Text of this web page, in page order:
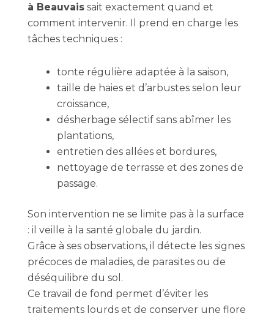
à Beauvais sait exactement quand et
comment intervenir. Il prend en charge les
tâches techniques :
tonte régulière adaptée à la saison,
taille de haies et d’arbustes selon leur
croissance,
désherbage sélectif sans abîmer les
plantations,
entretien des allées et bordures,
nettoyage de terrasse et des zones de
passage.
Son intervention ne se limite pas à la surface
: il veille à la santé globale du jardin.
Grâce à ses observations, il détecte les signes
précoces de maladies, de parasites ou de
déséquilibre du sol.
Ce travail de fond permet d’éviter les
traitements lourds et de conserver une flore